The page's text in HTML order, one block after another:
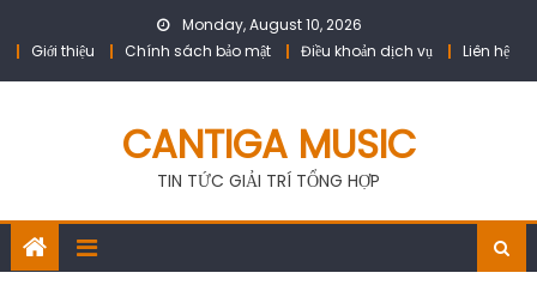
Monday, August 10, 2026
Giới thiệu
Chính sách bảo mật Điều khoản dịch vụ Liên hệ
CANTIGA MUSIC
TIN TỨC GIẢI TRÍ TỔNG HỢP